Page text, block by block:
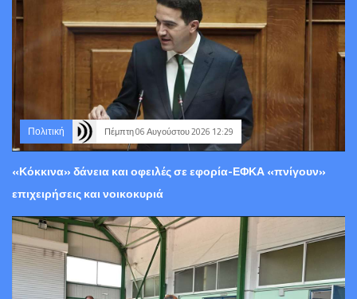
Πολιτική Πέμπτη 06 Αυγούστου 2026 12:29
«Κόκκινα» δάνεια και οφειλές σε εφορία-ΕΦΚΑ «πνίγουν»
επιχειρήσεις και νοικοκυριά